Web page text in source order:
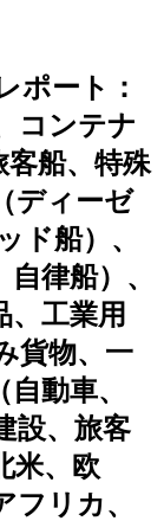
ポート：
コンテナ
客船、特殊
ディーゼ
ド船）、
律船）、
、工業用
貨物、一
動車、
設、旅客
米、欧
リカ、